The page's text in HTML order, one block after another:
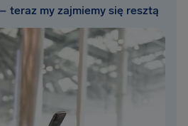
teraz my zajmiemy się resztą